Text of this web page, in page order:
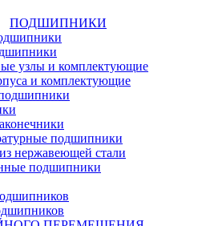
ПОДШИПНИКИ
узлы и комплектующие
и комплектующие
подшипники
нержавеющей стали
подшипники